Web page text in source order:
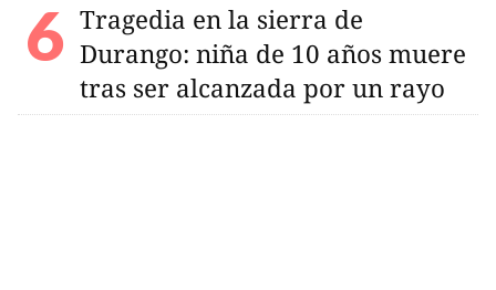
Tragedia en la sierra de
Durango: niña de 10 años muere
tras ser alcanzada por un rayo